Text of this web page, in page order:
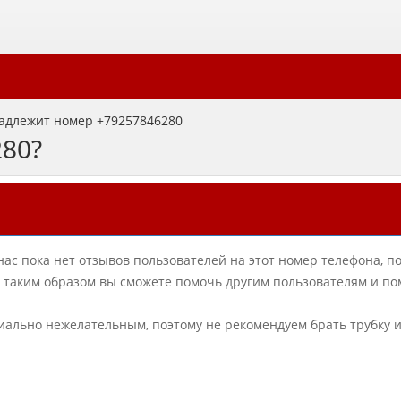
номер +79257846280
пока нет отзывов пользователей на этот номер телефона,
образом вы сможете помочь другим пользователям и
нежелательным, поэтому не рекомендуем брать трубку